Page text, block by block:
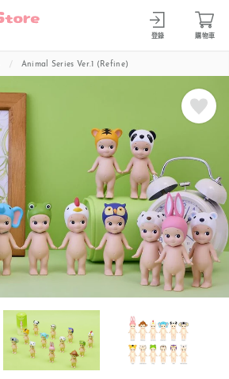
登錄 購物車
Animal Series Ver.1 (Refine)